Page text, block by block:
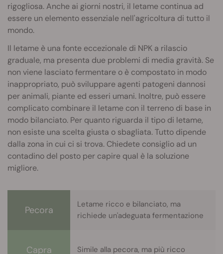
rigogliosa. Anche ai giorni nostri, il letame continua ad
essere un elemento essenziale nell'agricoltura di tutto il
mondo.
Il letame è una fonte eccezionale di NPK a rilascio
graduale, ma presenta due problemi di media gravità. Se
non viene lasciato fermentare o è compostato in modo
inappropriato, può sviluppare agenti patogeni dannosi
per animali, piante ed esseri umani. Inoltre, può essere
complicato combinare il letame con il terreno di base in
modo bilanciato. Per quanto riguarda il tipo di letame,
non esiste una scelta giusta o sbagliata. Tutto dipende
dalla zona in cui ci si trova. Chiedete consiglio ad un
contadino del posto per capire qual è la soluzione
migliore.
Pecora
Letame ricco e bilanciato, ma
richiede un'adeguata fermentazione
Capra Simile alla pecora, ma più ricco